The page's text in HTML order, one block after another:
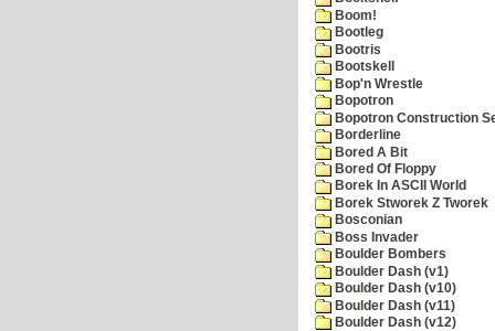
Boom!
Bootleg
Bootris
Bootskell
Bop'n Wrestle
Bopotron
Bopotron Construction
Borderline
Bored A Bit
Bored Of Floppy
Borek In ASCII World
Borek Stworek Z Tworek
Bosconian
Boss Invader
Boulder Bombers
Boulder Dash (v1)
Boulder Dash (v10)
Boulder Dash (v11)
Boulder Dash (v12)